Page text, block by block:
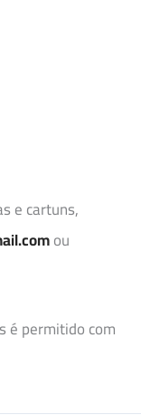
e cartuns,
ou
é permitido com